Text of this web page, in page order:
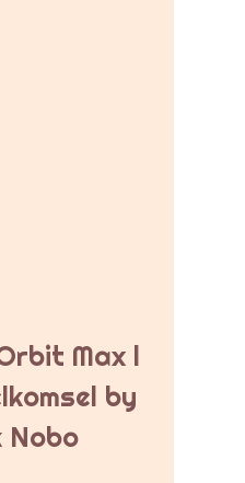
Max l
by
Nobo